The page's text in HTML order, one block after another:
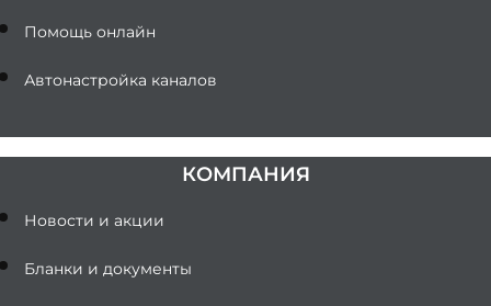
Помощь онлайн
Автонастройка каналов
КОМПАНИЯ
Новости и акции
Бланки и документы